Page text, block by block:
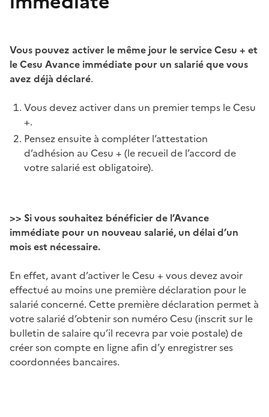
Vous pouvez activer le même jour le service Cesu + et
le Cesu Avance immédiate pour un salarié que vous
avez déjà déclaré.
Vous devez activer dans un premier temps le Cesu
+.
Pensez ensuite à compléter l’attestation
d’adhésion au Cesu + (le recueil de l’accord de
votre salarié est obligatoire).
>> Si vous souhaitez bénéficier de l’Avance
immédiate pour un nouveau salarié, un délai d’un
mois est nécessaire.
En effet, avant d’activer le Cesu + vous devez avoir
effectué au moins une première déclaration pour le
salarié concerné. Cette première déclaration permet à
votre salarié d’obtenir son numéro Cesu (inscrit sur le
bulletin de salaire qu’il recevra par voie postale) de
créer son compte en ligne afin d’y enregistrer ses
coordonnées bancaires.